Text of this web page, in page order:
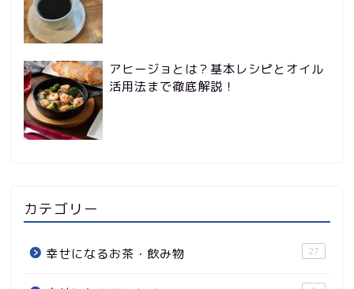
アヒージョとは？基本レシピとオイル
活用法まで徹底解説！
カテゴリー
幸せになるお茶・飲み物 27